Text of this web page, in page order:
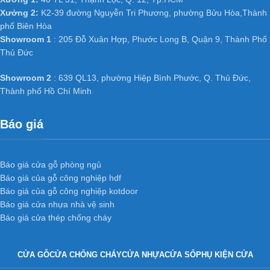
Ứng dụngCửa nhựa gỗ composite
mẫu: kd.22
thể làm tấc cả các loại cửa nhà vệ sinh thông phòng, cửa văn
phòng trong các công trình công nghiệp và dân dụng như chung
Nhật Bản… và đặc biệt đã và đang dần phát triển mạnh ở Việt
Nam.
Xưởng 2: K2-39 đường Nguyễn Tri Phương, phường Bửu Hòa,Thành
phố Biên Hòa
Showroom 1 : 205 Đỗ Xuân Hợp, Phước Long B, Quận 9, Thành Phố
Thủ Đức
Showroom 2 : 639 QL13, phường Hiệp Bình Phước, Q. Thủ Đức,
Thành phố Hồ Chí Minh
Báo giá
Báo giá cửa gỗ phòng ngủ
Báo giá của gỗ công nghiệp hdf
Báo giá của gỗ công nghiệp kotdoor
Báo giá cửa nhựa nhà vệ sinh
Báo giá cửa thép chống cháy
CỬA GỖCỬA CHỐNG CHÁYCỬA NHỰACỬA SỔPHỤ KIỆN CỬA